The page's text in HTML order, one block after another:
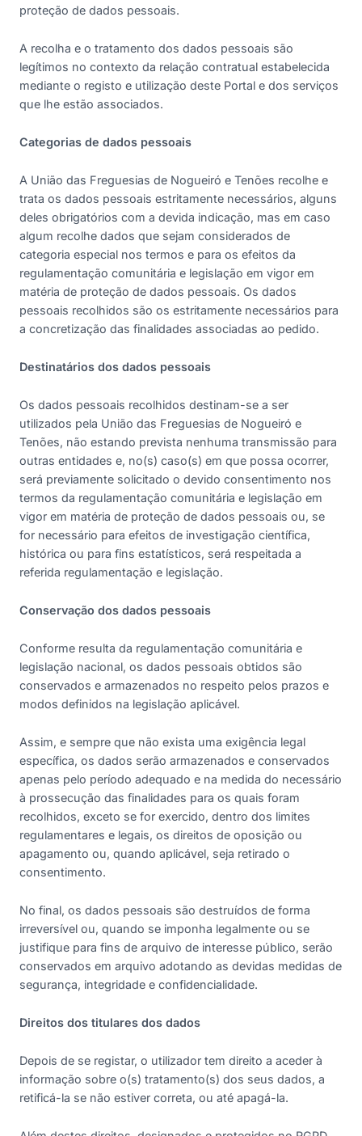
proteção de dados pessoais.
A recolha e o tratamento dos dados pessoais são
legítimos no contexto da relação contratual estabelecida
mediante o registo e utilização deste Portal e dos serviços
que lhe estão associados.
Categorias de dados pessoais
A União das Freguesias de Nogueiró e Tenões recolhe e
trata os dados pessoais estritamente necessários, alguns
deles obrigatórios com a devida indicação, mas em caso
algum recolhe dados que sejam considerados de
categoria especial nos termos e para os efeitos da
regulamentação comunitária e legislação em vigor em
matéria de proteção de dados pessoais. Os dados
pessoais recolhidos são os estritamente necessários para
a concretização das finalidades associadas ao pedido.
Destinatários dos dados pessoais
Os dados pessoais recolhidos destinam-se a ser
utilizados pela União das Freguesias de Nogueiró e
Tenões, não estando prevista nenhuma transmissão para
outras entidades e, no(s) caso(s) em que possa ocorrer,
será previamente solicitado o devido consentimento nos
termos da regulamentação comunitária e legislação em
vigor em matéria de proteção de dados pessoais ou, se
for necessário para efeitos de investigação científica,
histórica ou para fins estatísticos, será respeitada a
referida regulamentação e legislação.
Conservação dos dados pessoais
Conforme resulta da regulamentação comunitária e
legislação nacional, os dados pessoais obtidos são
conservados e armazenados no respeito pelos prazos e
modos definidos na legislação aplicável.
Assim, e sempre que não exista uma exigência legal
específica, os dados serão armazenados e conservados
apenas pelo período adequado e na medida do necessário
à prossecução das finalidades para os quais foram
recolhidos, exceto se for exercido, dentro dos limites
regulamentares e legais, os direitos de oposição ou
apagamento ou, quando aplicável, seja retirado o
consentimento.
No final, os dados pessoais são destruídos de forma
irreversível ou, quando se imponha legalmente ou se
justifique para fins de arquivo de interesse público, serão
conservados em arquivo adotando as devidas medidas de
segurança, integridade e confidencialidade.
Direitos dos titulares dos dados
Depois de se registar, o utilizador tem direito a aceder à
informação sobre o(s) tratamento(s) dos seus dados, a
retificá-la se não estiver correta, ou até apagá-la.